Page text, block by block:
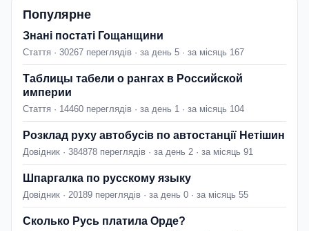
Популярне
Знані постаті Гощанщини
Стаття · 30267 переглядів · за день 5 · за місяць 167
Таблицы табели о рангах в Российской
империи
Стаття · 14460 переглядів · за день 1 · за місяць 104
Розклад руху автобусів по автостанції Нетішин
Довідник · 384878 переглядів · за день 2 · за місяць 91
Шпаргалка по русскому языку
Довідник · 20189 переглядів · за день 0 · за місяць 55
Сколько Русь платила Орде?